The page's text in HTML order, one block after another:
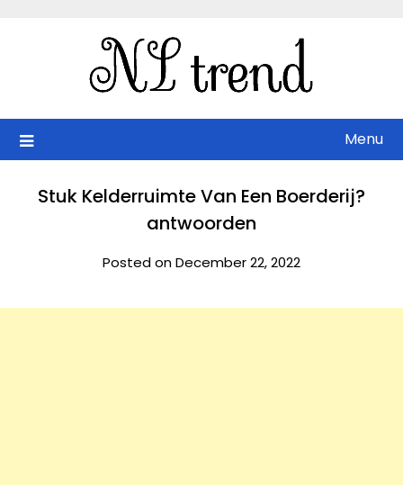
Menu
Stuk Kelderruimte Van Een Boerderij?
antwoorden
Posted on December 22, 2022